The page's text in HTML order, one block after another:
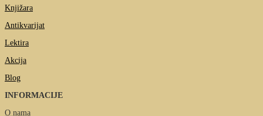
Knjižara
Antikvarijat
Lektira
Akcija
Blog
INFORMACIJE
O nama